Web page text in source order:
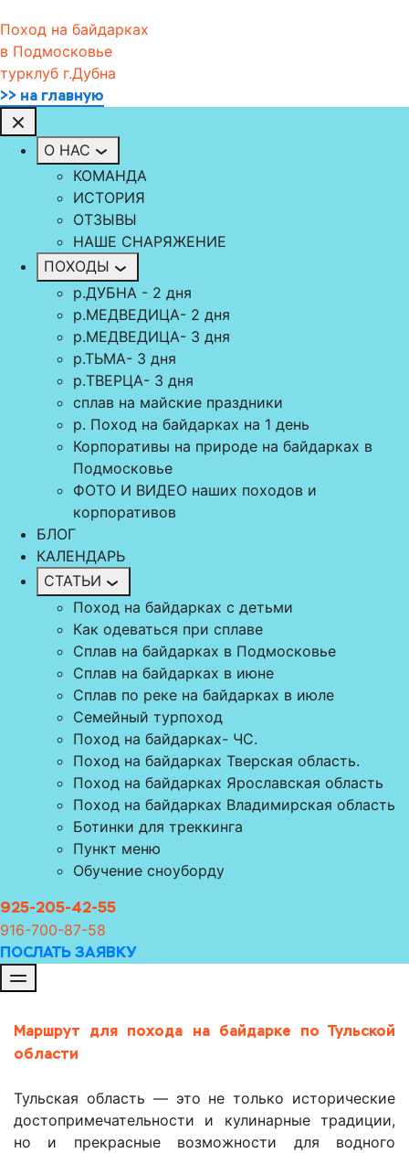
Поход на байдарках
в Подмосковье
турклуб г.Дубна
>> на главную
О НАС
КОМАНДА
ИСТОРИЯ
ОТЗЫВЫ
НАШЕ СНАРЯЖЕНИЕ
ПОХОДЫ
р.ДУБНА - 2 дня
р.МЕДВЕДИЦА- 2 дня
р.МЕДВЕДИЦА- 3 дня
р.ТЬМА- 3 дня
р.TВЕРЦА- 3 дня
сплав на майские праздники
р. Поход на байдарках на 1 день
Корпоративы на природе на байдарках в
Подмосковье
ФОТО И ВИДЕО наших походов и
корпоративов
БЛОГ
КАЛЕНДАРЬ
СТАТЬИ
Поход на байдарках с детьми
Как одеваться при сплаве
Сплав на байдарках в Подмосковье
Сплав на байдарках в июне
Сплав по реке на байдарках в июле
Семейный турпоход
Поход на байдарках- ЧС.
Поход на байдарках Тверская область.
Поход на байдарках Ярославская область
Поход на байдарках Владимирская область
Ботинки для треккинга
Пункт меню
Обучение сноуборду
925-205-42-55
916-700-87-58
ПОСЛАТЬ ЗАЯВКУ
Маршрут для похода на байдарке по Тульской
области
Тульская область — это не только исторические
достопримечательности и кулинарные традиции,
но и прекрасные возможности для водного